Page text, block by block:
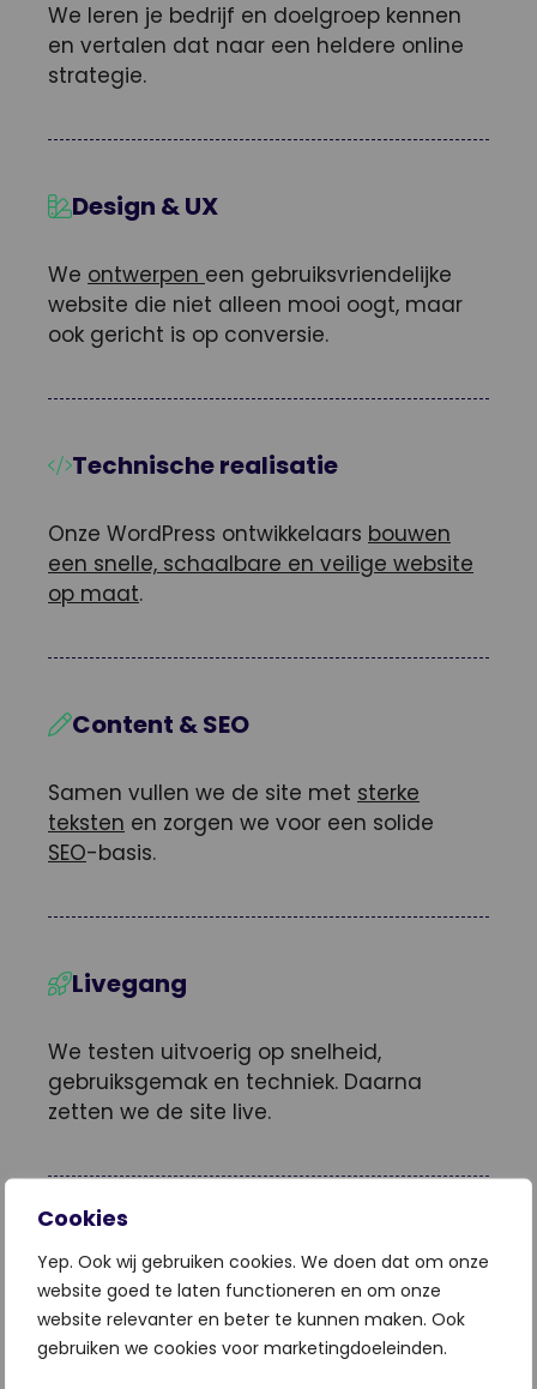
Cookies
Yep. Ook wij gebruiken cookies. We doen dat om onze
website goed te laten functioneren en om onze
website relevanter en beter te kunnen maken. Ook
gebruiken we cookies voor marketingdoeleinden.
We leren je bedrijf en doelgroep kennen
en vertalen dat naar een heldere online
strategie.
Design & UX
We ontwerpen een gebruiksvriendelijke
website die niet alleen mooi oogt, maar
ook gericht is op conversie.
Technische realisatie
Onze WordPress ontwikkelaars bouwen
een snelle, schaalbare en veilige website
op maat.
Content & SEO
Samen vullen we de site met sterke
teksten en zorgen we voor een solide
SEO-basis.
Livegang
We testen uitvoerig op snelheid,
gebruiksgemak en techniek. Daarna
zetten we de site live.
Ook na oplevering blijven we als
WordPress professional betrokken bij